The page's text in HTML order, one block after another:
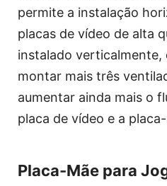
permite a instalação
placas de vídeo de alta
instalado verticalmente,
montar mais três
aumentar ainda mais o
placa de vídeo e a
Placa-Mãe para